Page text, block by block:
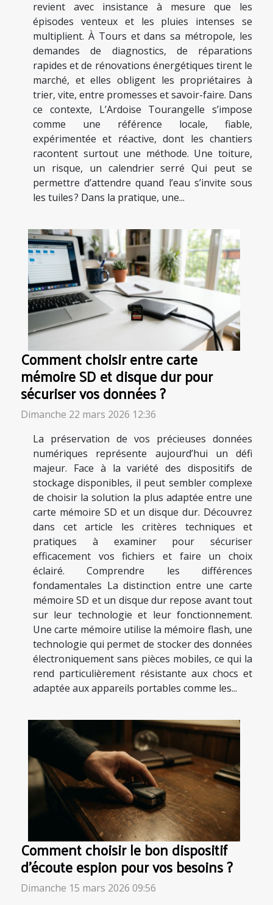
revient avec insistance à mesure que les
épisodes venteux et les pluies intenses se
multiplient. À Tours et dans sa métropole, les
demandes de diagnostics, de réparations
rapides et de rénovations énergétiques tirent le
marché, et elles obligent les propriétaires à
trier, vite, entre promesses et savoir-faire. Dans
ce contexte, L’Ardoise Tourangelle s’impose
comme une référence locale, fiable,
expérimentée et réactive, dont les chantiers
racontent surtout une méthode. Une toiture,
un risque, un calendrier serré Qui peut se
permettre d’attendre quand l’eau s’invite sous
les tuiles ? Dans la pratique, une...
Comment choisir entre carte
mémoire SD et disque dur pour
sécuriser vos données ?
Dimanche 22 mars 2026 12:36
La préservation de vos précieuses données
numériques représente aujourd’hui un défi
majeur. Face à la variété des dispositifs de
stockage disponibles, il peut sembler complexe
de choisir la solution la plus adaptée entre une
carte mémoire SD et un disque dur. Découvrez
dans cet article les critères techniques et
pratiques à examiner pour sécuriser
efficacement vos fichiers et faire un choix
éclairé. Comprendre les différences
fondamentales La distinction entre une carte
mémoire SD et un disque dur repose avant tout
sur leur technologie et leur fonctionnement.
Une carte mémoire utilise la mémoire flash, une
technologie qui permet de stocker des données
électroniquement sans pièces mobiles, ce qui la
rend particulièrement résistante aux chocs et
adaptée aux appareils portables comme les...
Comment choisir le bon dispositif
d'écoute espion pour vos besoins ?
Dimanche 15 mars 2026 09:56